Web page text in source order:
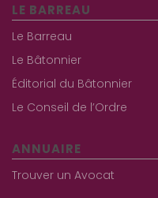
LE BARREAU
Le Barreau
Le Bâtonnier
Éditorial du Bâtonnier
Le Conseil de l’Ordre
ANNUAIRE
Trouver un Avocat